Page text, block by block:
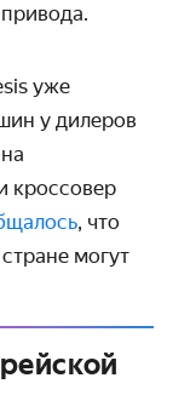
уже
у дилеров
кроссовер
, что
могут